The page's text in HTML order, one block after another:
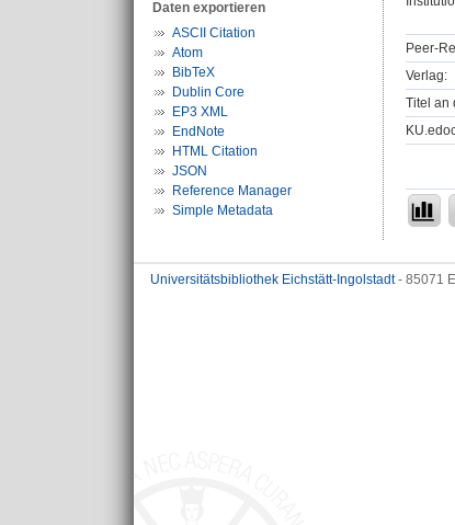
Daten exportieren
ASCII Citation
Atom
BibTeX
Dublin Core
EP3 XML
EndNote
HTML Citation
JSON
Reference Manager
Simple Metadata
Peer-
Verlag:
Titel an
Universitätsbibliothek Eichstätt-Ingolstadt- 85071